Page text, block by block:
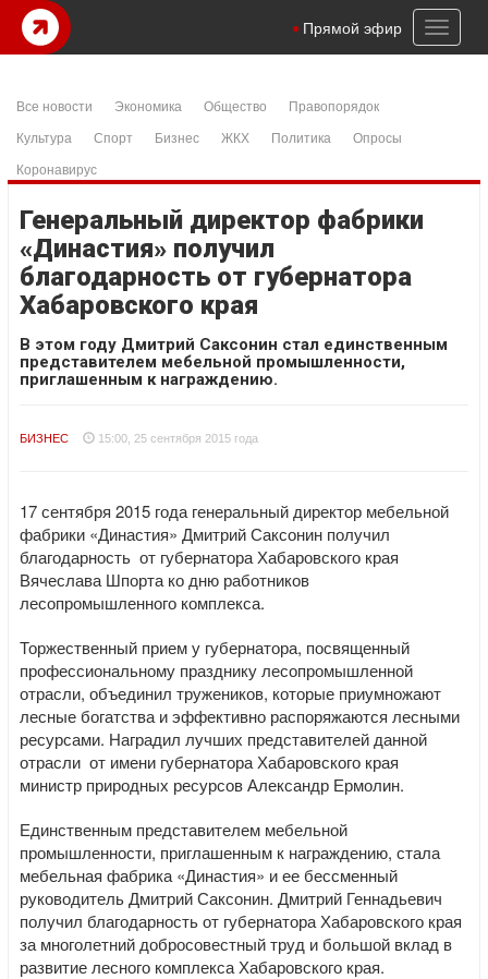
Toggle
Прямой эфир
Все новости Экономика Общество
Правопорядок
Культура
Спорт Бизнес ЖКХ Политика
Опросы
Коронавирус
Генеральный директор фабрики
«Династия» получил
благодарность от губернатора
Хабаровского края
В этом году Дмитрий Саксонин стал единственным
представителем мебельной промышленности,
приглашенным к награждению.
БИЗНЕС 15:00, 25 сентября 2015 года
17 сентября 2015 года генеральный директор мебельной
фабрики «Династия» Дмитрий Саксонин получил
благодарность от губернатора Хабаровского края
Вячеслава Шпорта ко дню работников
лесопромышленного комплекса.
Торжественный прием у губернатора, посвященный
профессиональному празднику лесопромышленной
отрасли, объединил тружеников, которые приумножают
лесные богатства и эффективно распоряжаются лесными
ресурсами. Наградил лучших представителей данной
отрасли от имени губернатора Хабаровского края
министр природных ресурсов Александр Ермолин.
Единственным представителем мебельной
промышленности, приглашенным к награждению, стала
мебельная фабрика «Династия» и ее бессменный
руководитель Дмитрий Саксонин. Дмитрий Геннадьевич
получил благодарность от губернатора Хабаровского края
за многолетний добросовестный труд и большой вклад в
развитие лесного комплекса Хабаровского края.